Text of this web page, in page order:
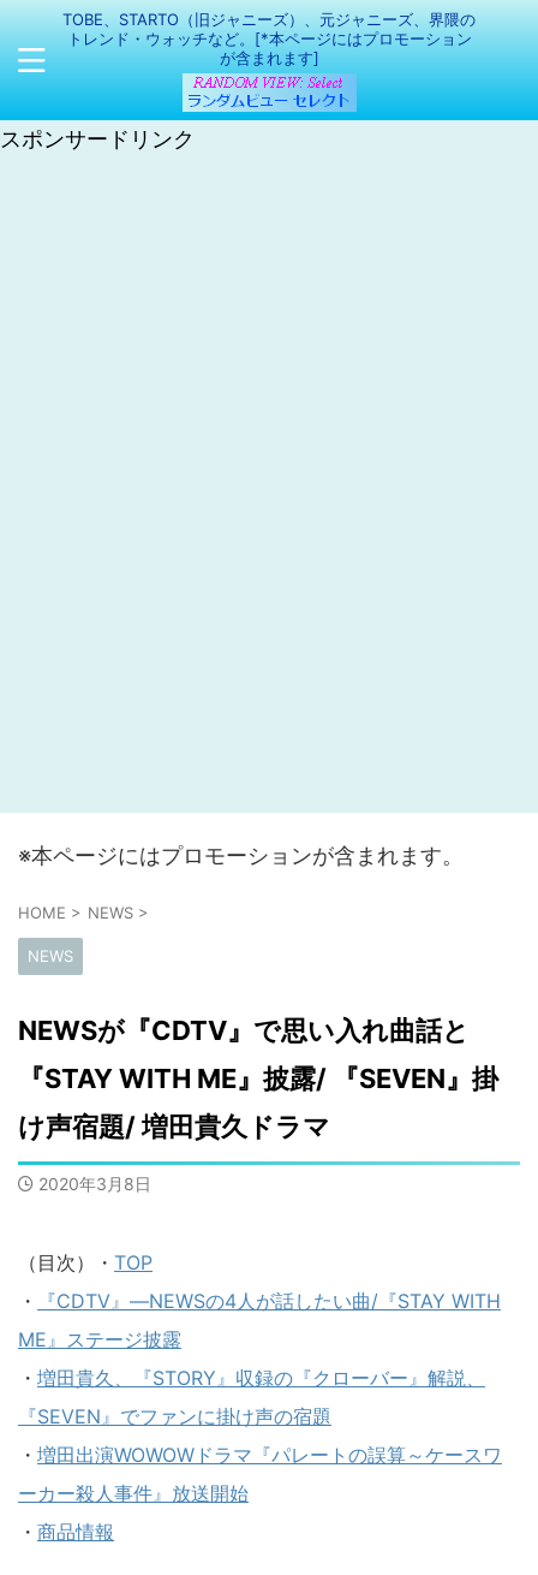
TOBE、STARTO（旧ジャニーズ）、元ジャニーズ、界隈の
トレンド・ウォッチなど。[*本ページにはプロモーション
が含まれます]
スポンサードリンク
※本ページにはプロモーションが含まれます。
HOME > NEWS >
NEWS
NEWSが『CDTV』で思い入れ曲話と
『STAY WITH ME』披露/ 『SEVEN』掛
け声宿題/ 増田貴久ドラマ
2020年3月8日
（目次）・ TOP
・
『CDTV』―NEWSの4人が話したい曲/『STAY WITH
ME』ステージ披露
・ 増田貴久、『STORY』収録の『クローバー』解説、
『SEVEN』でファンに掛け声の宿題
・ 増田出演WOWOWドラマ『パレートの誤算～ケースワ
ーカー殺人事件』放送開始
・ 商品情報